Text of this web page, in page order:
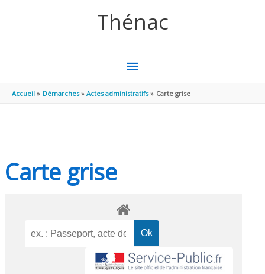
Thénac
MENU
PRINCIPAL
Accueil Démarches Actes administratifs Carte grise
Carte grise